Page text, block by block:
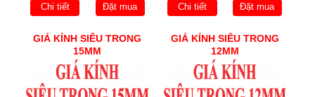
Chi tiết Đặt mua Chi tiết Đặt mua
GIÁ KÍNH SIÊU TRONG
15MM
GIÁ KÍNH SIÊU TRONG
12MM